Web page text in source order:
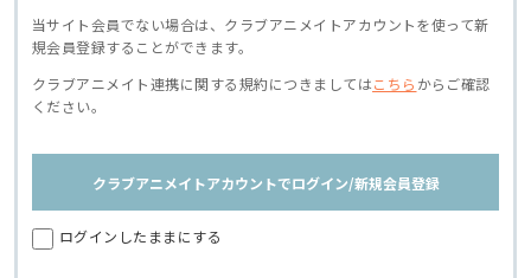
当サイト会員でない場合は、クラブアニメイトアカウントを使って新
規会員登録することができます。
クラブアニメイト連携に関する規約につきましてはこちら からご確認
ください。
クラブアニメイトアカウントでログイン/新規会員登録
ログインしたままにする